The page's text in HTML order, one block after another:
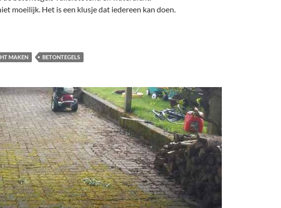
moeilijk. Het is een klusje dat iedereen kan doen.
impregneren | 100% waterafstotend maken van tegels
MAKEN BETONTEGELS